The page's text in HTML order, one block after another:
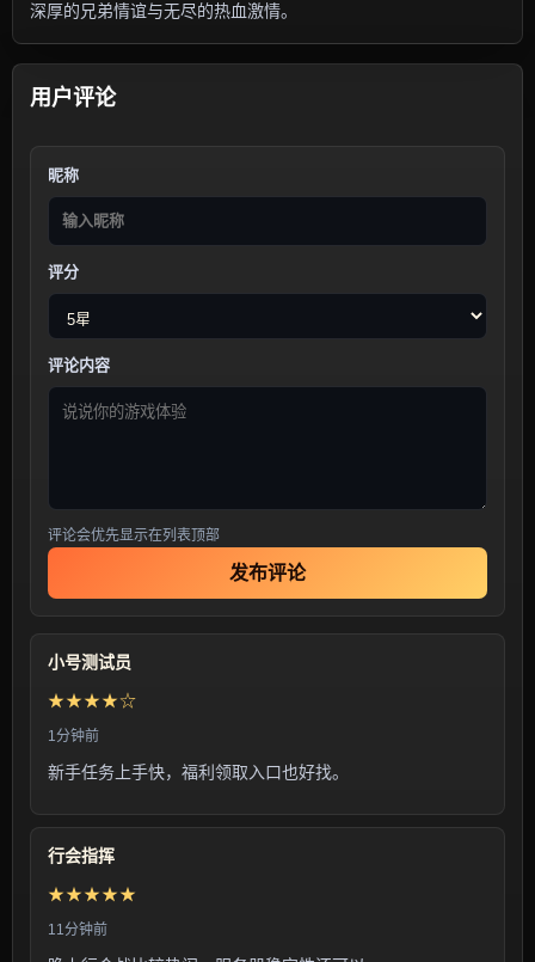
深厚的兄弟情谊与无尽的热血激情。
用户评论
昵称
评分
评论内容
评论会优先显示在列表顶部
发布评论
小号测试员
★★★★☆
1分钟前
新手任务上手快，福利领取入口也好找。
行会指挥
★★★★★
11分钟前